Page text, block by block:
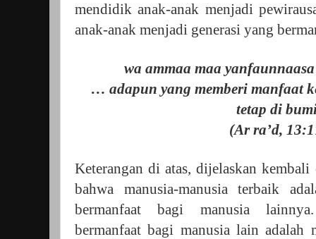
mendidik anak-anak menjadi
anak-anak menjadi generasi yang
wa ammaa maa
… adapun yang memberi manfaat
tetap di
(Ar ra’d,
Keterangan di atas, dijelaskan
bahwa manusia-manusia terbaik
bermanfaat bagi manusia
bermanfaat bagi manusia lain adalah